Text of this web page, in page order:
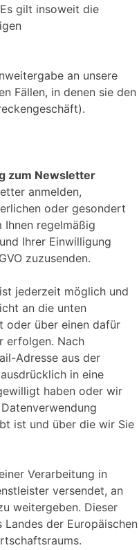
gilt insoweit die
an unsere
Fällen, in denen sie den
zum Newsletter
anmelden,
oder gesondert
regelmäßig
Ihrer Einwilligung
zuzusenden.
jederzeit möglich und
an die unten
oder über einen dafür
erfolgen. Nach
Adresse aus der
in eine
haben oder wir
ist und über die wir Sie
Verarbeitung in
versendet, an
weitergeben. Dieser
der Europäischen